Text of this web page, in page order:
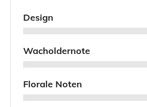
Design
Wacholdernote
Florale Noten